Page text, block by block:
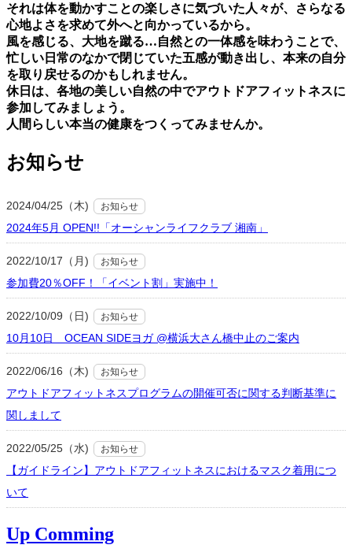
それは体を動かすことの楽しさに気づいた⼈々が、さらなる
⼼地よさを求めて外へと向かっているから。
⾵を感じる、⼤地を蹴る…⾃然との⼀体感を味わうことで、
忙しい⽇常のなかで閉じていた五感が動き出し、本来の⾃分
を取り戻せるのかもしれません。
休⽇は、各地の美しい⾃然の中でアウトドアフィットネスに
参加してみましょう。
⼈間らしい本当の健康をつくってみませんか。
お知らせ
2024/04/25（木) お知らせ
2024年5月 OPEN!!「オーシャンライフクラブ 湘南」
2022/10/17（月) お知らせ
参加費20％OFF！「イベント割」実施中！
2022/10/09（日) お知らせ
10月10日 OCEAN SIDEヨガ @横浜大さん橋中止のご案内
2022/06/16（木) お知らせ
アウトドアフィットネスプログラムの開催可否に関する判断基準に
関しまして
2022/05/25（水) お知らせ
【ガイドライン】アウトドアフィットネスにおけるマスク着用につ
いて
Up Comming